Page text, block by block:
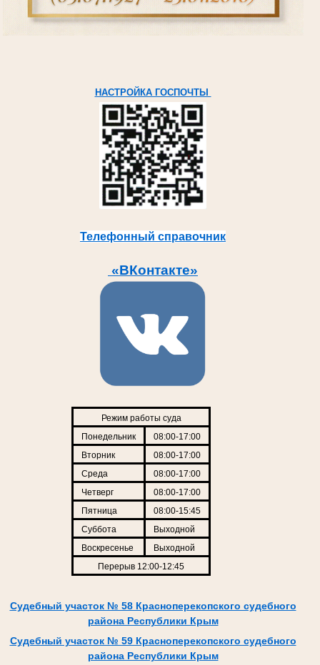
НАСТРОЙКА ГОСПОЧТЫ
Телефонный справочник
«ВКонтакте»
Режим работы суда
Понедельник
08:00-17:00
Вторник
08:00-17:00
Среда
08:00-17:00
Четверг
08:00-17:00
Пятница
08:00-15:45
Суббота
Выходной
Воскресенье
Выходной
Перерыв 12:00-12:45
Судебный участок № 58 Красноперекопского судебного
района Республики Крым
Судебный участок № 59 Красноперекопского судебного
района Республики Крым